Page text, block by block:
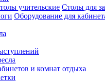
учительские Столы для
Оборудование для
и комнат отдыха